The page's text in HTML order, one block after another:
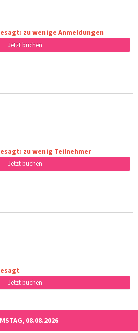
zu wenige Anmeldungen
Jetzt buchen
zu wenig Teilnehmer
Jetzt buchen
Jetzt buchen
08.08.2026